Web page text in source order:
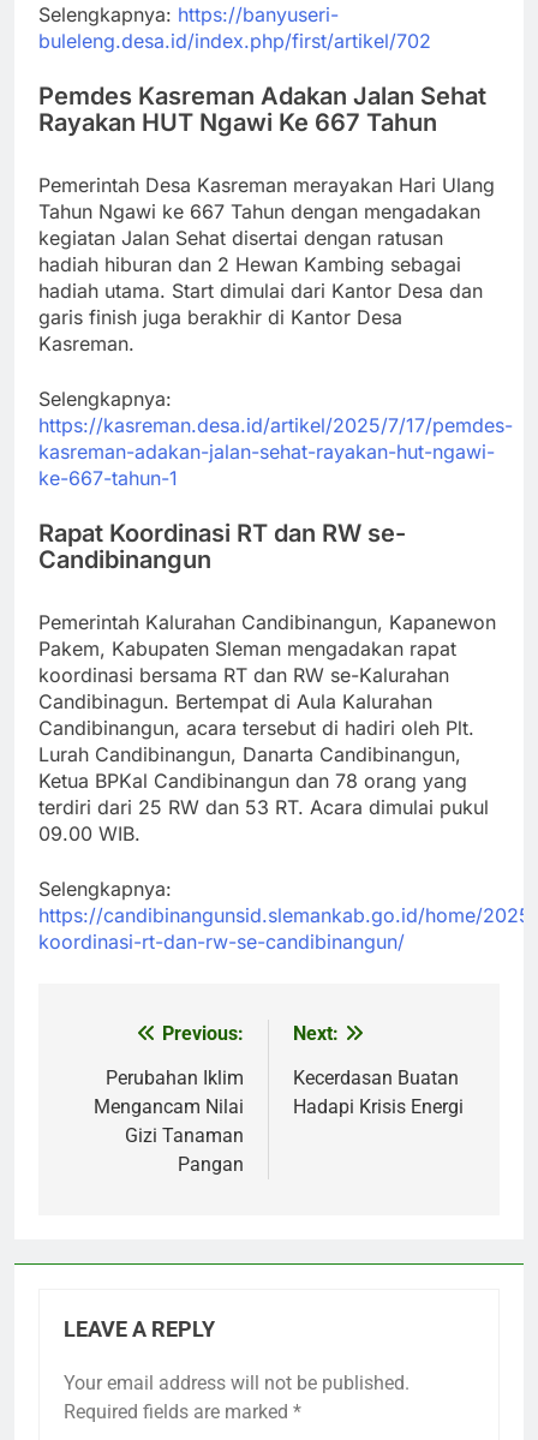
Selengkapnya: https://banyuseri-
buleleng.desa.id/index.php/first/artikel/702
Pemdes Kasreman Adakan Jalan Sehat
Rayakan HUT Ngawi Ke 667 Tahun
Pemerintah Desa Kasreman merayakan Hari Ulang
Tahun Ngawi ke 667 Tahun dengan mengadakan
kegiatan Jalan Sehat disertai dengan ratusan
hadiah hiburan dan 2 Hewan Kambing sebagai
hadiah utama. Start dimulai dari Kantor Desa dan
garis finish juga berakhir di Kantor Desa
Kasreman.
Selengkapnya:
https://kasreman.desa.id/artikel/2025/7/17/pemdes-
kasreman-adakan-jalan-sehat-rayakan-hut-ngawi-
ke-667-tahun-1
Rapat Koordinasi RT dan RW se-
Candibinangun
Pemerintah Kalurahan Candibinangun, Kapanewon
Pakem, Kabupaten Sleman mengadakan rapat
koordinasi bersama RT dan RW se-Kalurahan
Candibinagun. Bertempat di Aula Kalurahan
Candibinangun, acara tersebut di hadiri oleh Plt.
Lurah Candibinangun, Danarta Candibinangun,
Ketua BPKal Candibinangun dan 78 orang yang
terdiri dari 25 RW dan 53 RT. Acara dimulai pukul
09.00 WIB.
Selengkapnya:
https://candibinangunsid.slemankab.go.id/home/
koordinasi-rt-dan-rw-se-candibinangun/
navigation
Previous:
Perubahan Iklim
Mengancam Nilai
Gizi Tanaman
Pangan
Next:
Kecerdasan Buatan
Hadapi Krisis Energi
LEAVE A REPLY
Your email address will not be published.
Required fields are marked *